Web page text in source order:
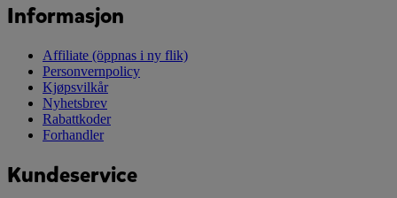
Informasjon
Affiliate (öppnas i ny flik)
Personvernpolicy
Kjøpsvilkår
Nyhetsbrev
Rabattkoder
Forhandler
Kundeservice